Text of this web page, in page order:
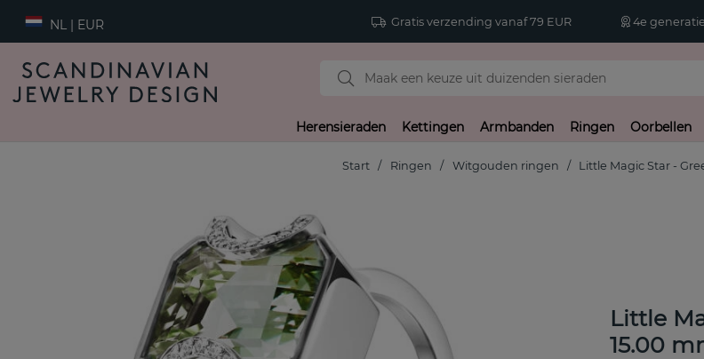
NL | EUR Gratis verzending vanaf 79 EUR 4e
Herensieraden Kettingen Armbanden Ringen Oorbellen
Start Ringen Witgouden ringen Little Magic Star -
Little
15.00